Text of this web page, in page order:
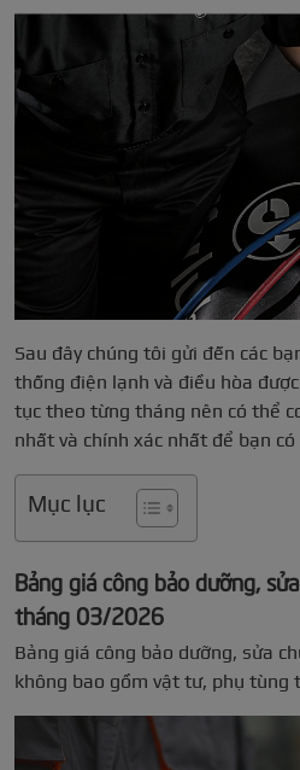
Sau đây chúng tôi gửi đến các
thống điện lạnh và điều hòa
tục theo từng tháng nên có thể
nhất và chính xác nhất để bạn
Mục lục
Bảng giá công bảo dưỡng,
tháng 03/2026
Bảng giá công bảo dưỡng, sửa
không bao gồm vật tư, phụ tùng